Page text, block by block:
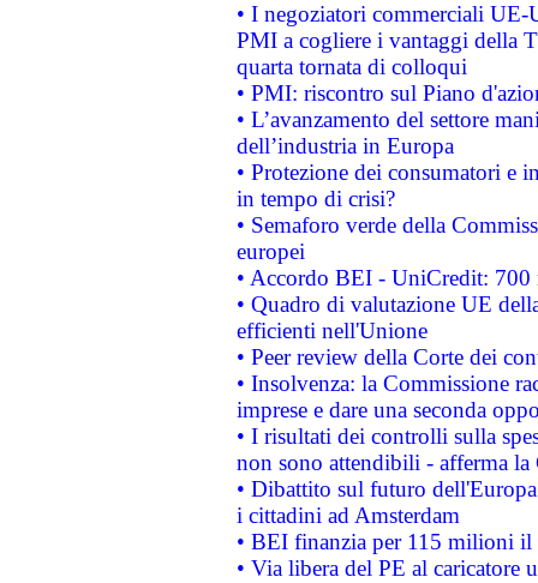
• I negoziatori commerciali UE-
PMI a cogliere i vantaggi della
quarta tornata di colloqui
• PMI: riscontro sul Piano
• L’avanzamento del settore
dell’industria in Europa
• Protezione dei consumatori e
in tempo di crisi?
• Semaforo verde della
europei
• Accordo BEI - UniCredit:
• Quadro di valutazione UE
efficienti nell'Unione
• Peer review della Corte dei
• Insolvenza: la Commissione
imprese e dare una seconda
• I risultati dei controlli sulla
non sono attendibili - afferma la
• Dibattito sul futuro
i cittadini ad Amsterdam
• BEI finanzia per 115 milioni
• Via libera del PE al caricatore